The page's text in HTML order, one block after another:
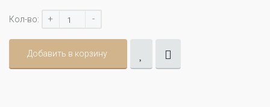
Кол-во: + -
Добавить в корзину